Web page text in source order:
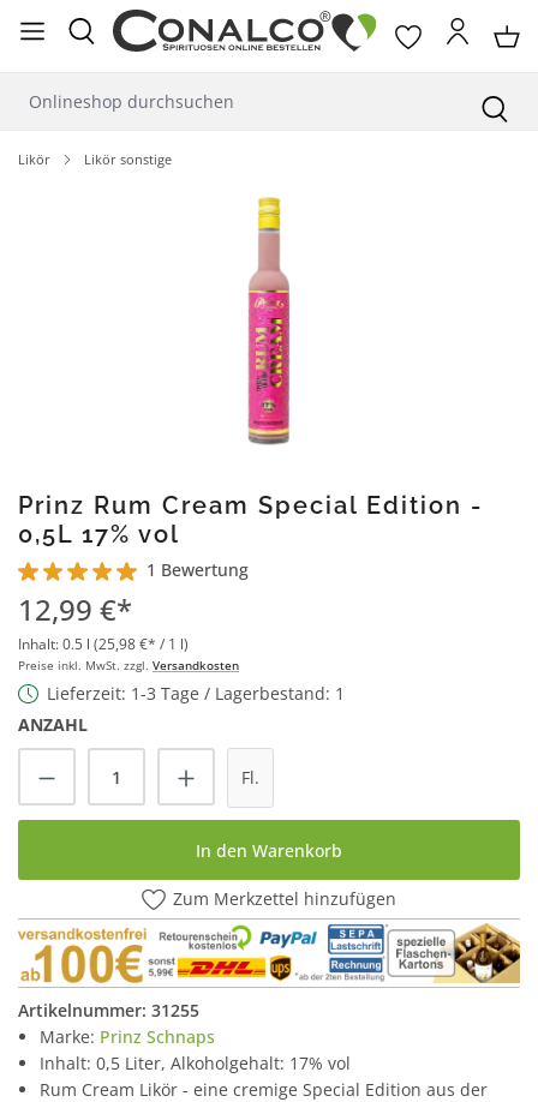
springen
Likör Likör sonstige
Prinz Rum Cream Special Edition -
0,5L 17% vol
Durchschnittliche Bewertung von 5 von 5 Sternen
1 Bewertung
12,99 €*
Inhalt:0.5 l (25,98 €* / 1 l)
Preise inkl. MwSt. zzgl. Versandkosten
Lieferzeit: 1-3 Tage / Lagerbestand: 1
ANZAHL
Produkt Anzahl: Gib den gewünschten
Fl.
In den Warenkorb
Zum Merkzettel hinzufügen
Artikelnummer: 31255
Marke: Prinz Schnaps
Inhalt: 0,5 Liter, Alkoholgehalt: 17% vol
Rum Cream Likör - eine cremige Special Edition aus der